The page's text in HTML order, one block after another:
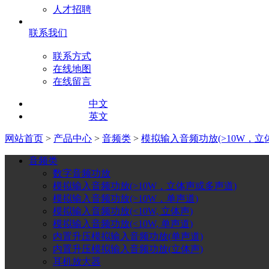
人才招聘
联系我们
联系方式
在线地图
在线留言
中文
英文
网站首页 > 产品中心 > 音频类 > 模拟输入音频功放(>10W，立
音频类
数字音频功放
模拟输入音频功放(>10W，立体声或多声道)
模拟输入音频功放(>10W，单声道)
模拟输入音频功放(<10W, 立体声)
模拟输入音频功放(<10W, 单声道)
内置升压模拟输入音频功放(单声道)
内置升压模拟输入音频功放(立体声)
耳机放大器